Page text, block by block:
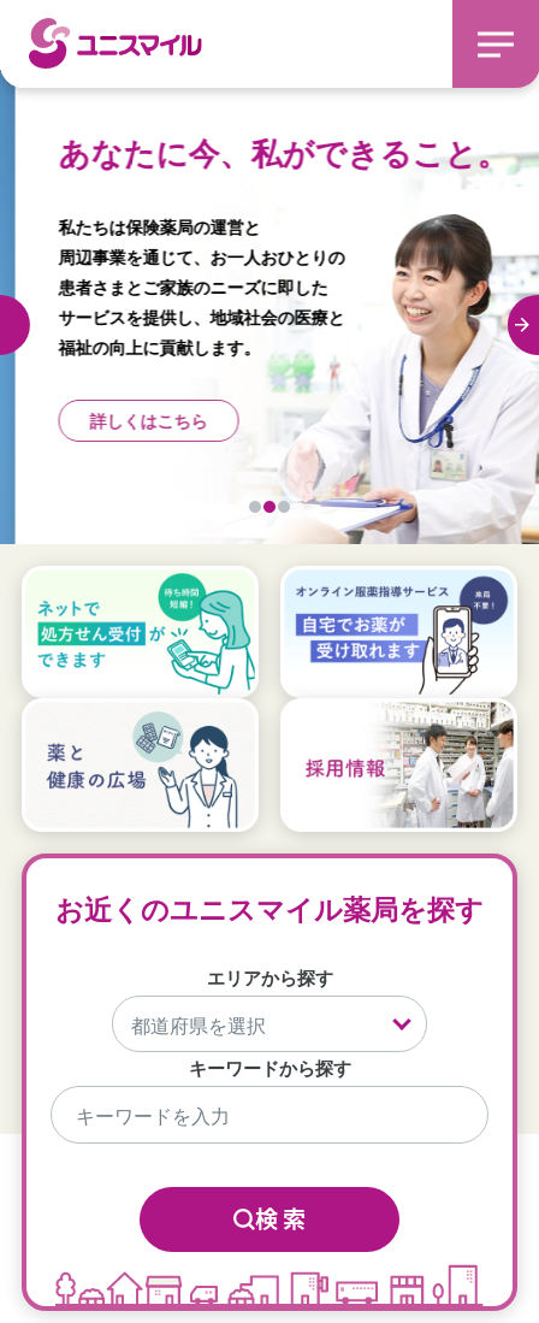
あなたに今、私ができること。
私たちは保険薬局の運営と
周辺事業を通じて、お一人おひとりの
患者さまとご家族のニーズに即した
サービスを提供し、地域社会の医療と
福祉の向上に貢献します。
詳しくはこちら
お近くのユニスマイル薬局を探す
エリアから探す
キーワードから探す
検 索